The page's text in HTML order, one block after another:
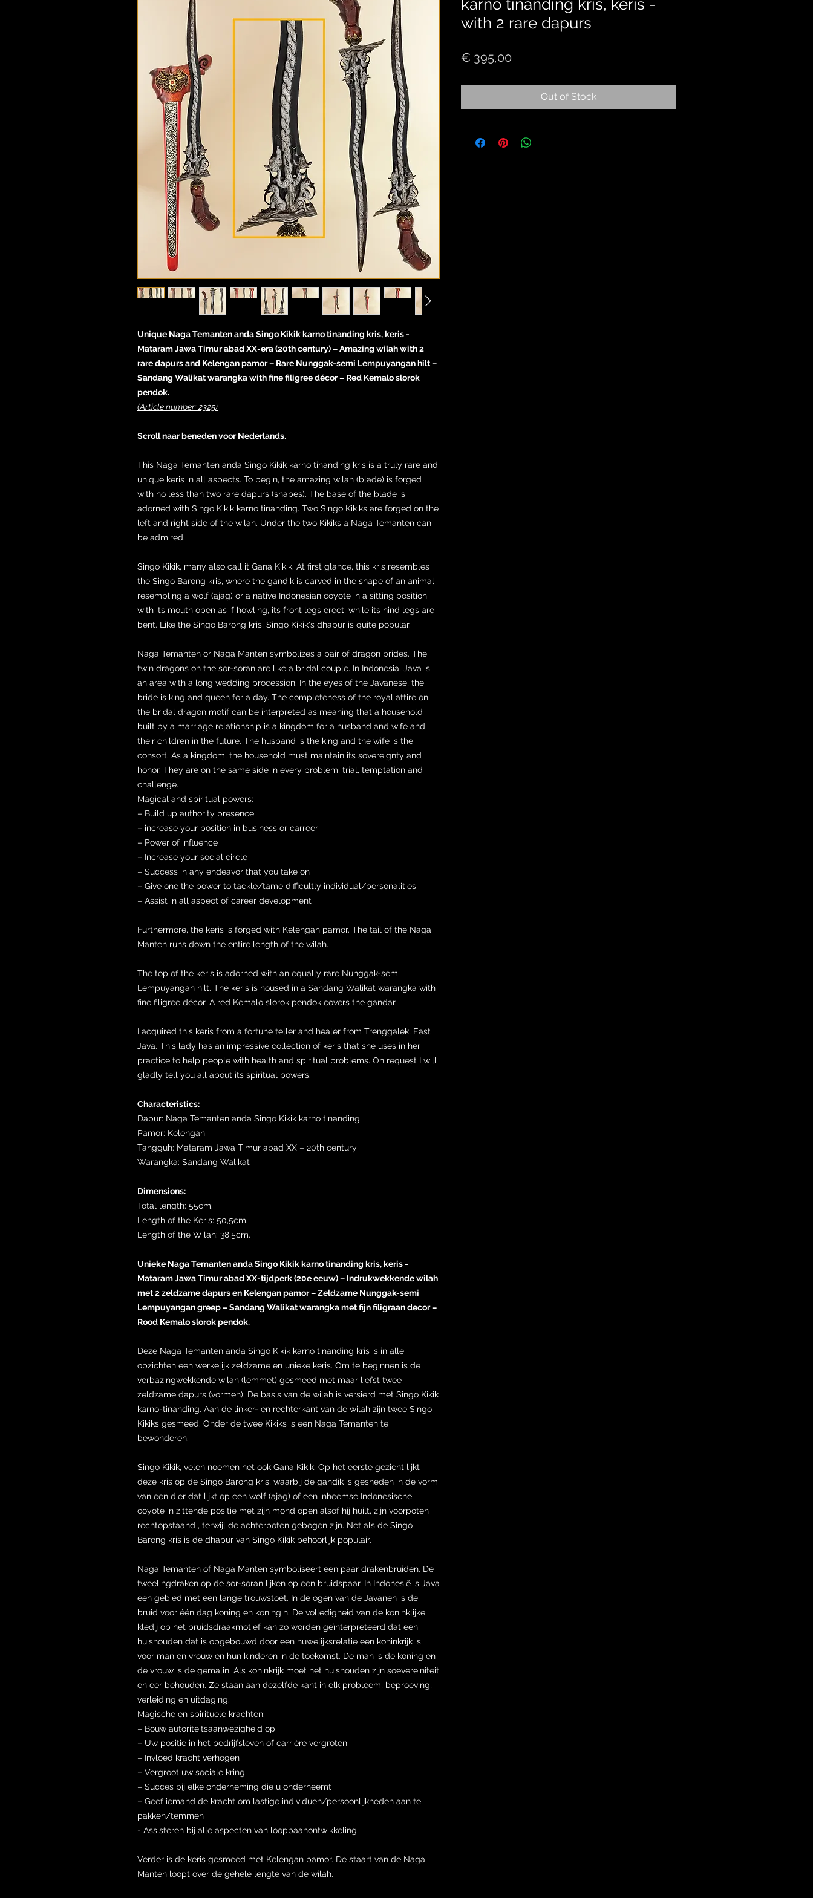
Unique Naga Temanten anda Singo Kikik karno tinanding kris, keris -
Mataram Jawa Timur abad XX-era (20th century) – Amazing wilah with 2
rare dapurs and Kelengan pamor – Rare Nunggak-semi Lempuyangan hilt –
Sandang Walikat warangka with fine filigree décor – Red Kemalo slorok
pendok.
(Article number: 2325)
Scroll naar beneden voor Nederlands.
This Naga Temanten anda Singo Kikik karno tinanding kris is a truly rare and
unique keris in all aspects. To begin, the amazing wilah (blade) is forged
with no less than two rare dapurs (shapes). The base of the blade is
adorned with Singo Kikik karno tinanding. Two Singo Kikiks are forged on the
left and right side of the wilah. Under the two Kikiks a Naga Temanten can
be admired.
Singo Kikik, many also call it Gana Kikik. At first glance, this kris resembles
the Singo Barong kris, where the gandik is carved in the shape of an animal
resembling a wolf (ajag) or a native Indonesian coyote in a sitting position
with its mouth open as if howling, its front legs erect, while its hind legs are
bent. Like the Singo Barong kris, Singo Kikik's dhapur is quite popular.
Naga Temanten or Naga Manten symbolizes a pair of dragon brides. The
twin dragons on the sor-soran are like a bridal couple. In Indonesia, Java is
an area with a long wedding procession. In the eyes of the Javanese, the
bride is king and queen for a day. The completeness of the royal attire on
the bridal dragon motif can be interpreted as meaning that a household
built by a marriage relationship is a kingdom for a husband and wife and
their children in the future. The husband is the king and the wife is the
consort. As a kingdom, the household must maintain its sovereignty and
honor. They are on the same side in every problem, trial, temptation and
challenge.
Magical and spiritual powers:
– Build up authority presence
– increase your position in business or carreer
– Power of influence
– Increase your social circle
– Success in any endeavor that you take on
– Give one the power to tackle/tame difficultly individual/personalities
– Assist in all aspect of career development
Furthermore, the keris is forged with Kelengan pamor. The tail of the Naga
Manten runs down the entire length of the wilah.
The top of the keris is adorned with an equally rare Nunggak-semi
Lempuyangan hilt. The keris is housed in a Sandang Walikat warangka with
fine filigree décor. A red Kemalo slorok pendok covers the gandar.
I acquired this keris from a fortune teller and healer from Trenggalek, East
Java. This lady has an impressive collection of keris that she uses in her
practice to help people with health and spiritual problems. On request I will
gladly tell you all about its spiritual powers.
Characteristics:
Dapur: Naga Temanten anda Singo Kikik karno tinanding
Pamor: Kelengan
Tangguh: Mataram Jawa Timur abad XX – 20th century
Warangka: Sandang Walikat
Dimensions:
Total length: 55cm.
Length of the Keris: 50,5cm.
Length of the Wilah: 38,5cm.
Unieke Naga Temanten anda Singo Kikik karno tinanding kris, keris -
Mataram Jawa Timur abad XX-tijdperk (20e eeuw) – Indrukwekkende wilah
met 2 zeldzame dapurs en Kelengan pamor – Zeldzame Nunggak-semi
Lempuyangan greep – Sandang Walikat warangka met fijn filigraan decor –
Rood Kemalo slorok pendok.
Deze Naga Temanten anda Singo Kikik karno tinanding kris is in alle
opzichten een werkelijk zeldzame en unieke keris. Om te beginnen is de
verbazingwekkende wilah (lemmet) gesmeed met maar liefst twee
zeldzame dapurs (vormen). De basis van de wilah is versierd met Singo Kikik
karno-tinanding. Aan de linker- en rechterkant van de wilah zijn twee Singo
Kikiks gesmeed. Onder de twee Kikiks is een Naga Temanten te
bewonderen.
Singo Kikik, velen noemen het ook Gana Kikik. Op het eerste gezicht lijkt
deze kris op de Singo Barong kris, waarbij de gandik is gesneden in de vorm
van een dier dat lijkt op een wolf (ajag) of een inheemse Indonesische
coyote in zittende positie met zijn mond open alsof hij huilt, zijn voorpoten
rechtopstaand , terwijl de achterpoten gebogen zijn. Net als de Singo
Barong kris is de dhapur van Singo Kikik behoorlijk populair.
Naga Temanten of Naga Manten symboliseert een paar drakenbruiden. De
tweelingdraken op de sor-soran lijken op een bruidspaar. In Indonesië is Java
een gebied met een lange trouwstoet. In de ogen van de Javanen is de
bruid voor één dag koning en koningin. De volledigheid van de koninklijke
kledij op het bruidsdraakmotief kan zo worden geïnterpreteerd dat een
huishouden dat is opgebouwd door een huwelijksrelatie een koninkrijk is
voor man en vrouw en hun kinderen in de toekomst. De man is de koning en
de vrouw is de gemalin. Als koninkrijk moet het huishouden zijn soevereiniteit
en eer behouden. Ze staan aan dezelfde kant in elk probleem, beproeving,
verleiding en uitdaging.
Magische en spirituele krachten:
– Bouw autoriteitsaanwezigheid op
– Uw positie in het bedrijfsleven of carrière vergroten
– Invloed kracht verhogen
– Vergroot uw sociale kring
– Succes bij elke onderneming die u onderneemt
– Geef iemand de kracht om lastige individuen/persoonlijkheden aan te
pakken/temmen
- Assisteren bij alle aspecten van loopbaanontwikkeling
Verder is de keris gesmeed met Kelengan pamor. De staart van de Naga
Manten loopt over de gehele lengte van de wilah.
karno tinanding kris, keris -
with 2 rare dapurs
€ 395,00
Out of Stock